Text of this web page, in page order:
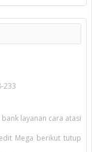
233
layanan cara atasi
Mega berikut tutup